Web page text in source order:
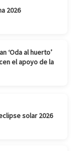
2026
‘Oda al huerto’
el apoyo de la
solar 2026